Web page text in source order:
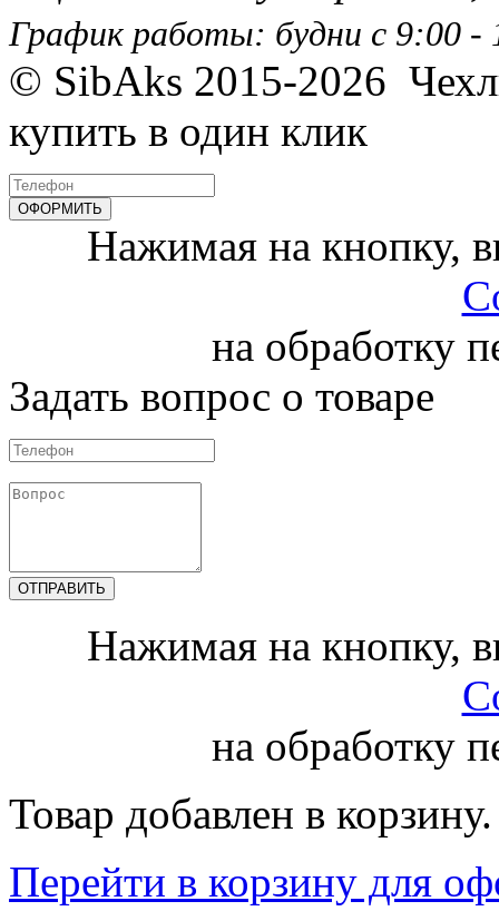
График работы: будни с 9:00 -
© SibAks 2015-2026
купить в один клик
Нажимая на кнопку,
на обработку
Задать вопрос о товаре
Нажимая на кнопку,
на обработку
Товар добавлен в корзину.
Перейти в корзину для